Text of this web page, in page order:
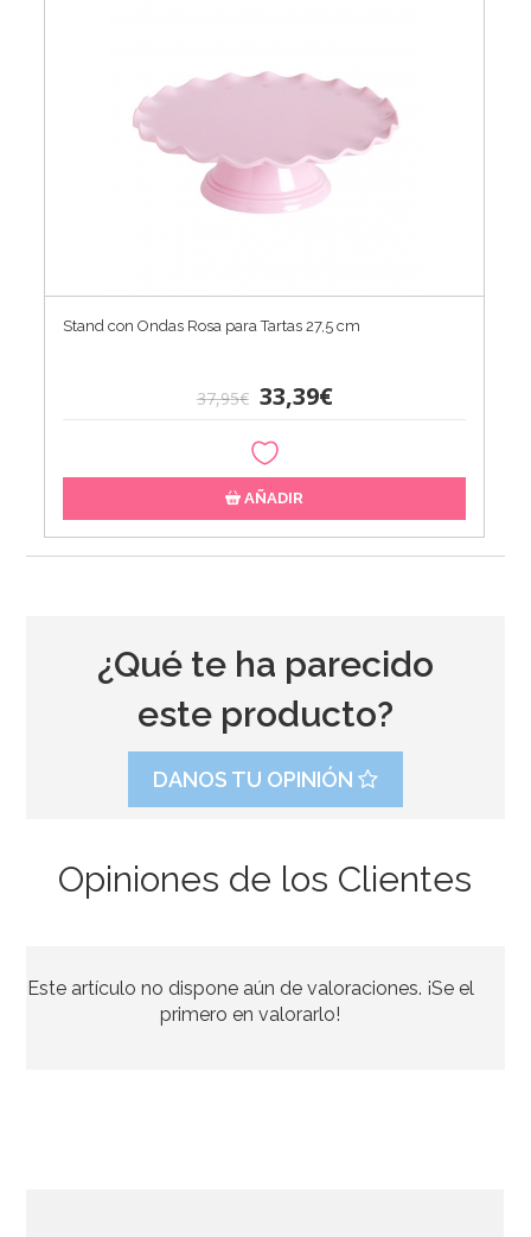
Stand con Ondas Rosa para Tartas 27,5 cm
37,95€ 33,39€
AÑADIR
64,95€ 54,55€
¿Qué te ha parecido
este producto?
DANOS TU OPINIÓN
Opiniones de los Clientes
Este artículo no dispone aún de valoraciones. ¡Se el
primero en valorarlo!